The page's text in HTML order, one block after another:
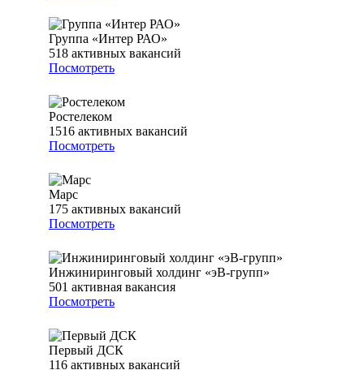
Группа «Интер РАО»
518 активных вакансий
Посмотреть
Ростелеком
1516 активных вакансий
Посмотреть
Марс
175 активных вакансий
Посмотреть
Инжиниринговый холдинг «эВ-групп»
501 активная вакансия
Посмотреть
Первый ДСК
116 активных вакансий